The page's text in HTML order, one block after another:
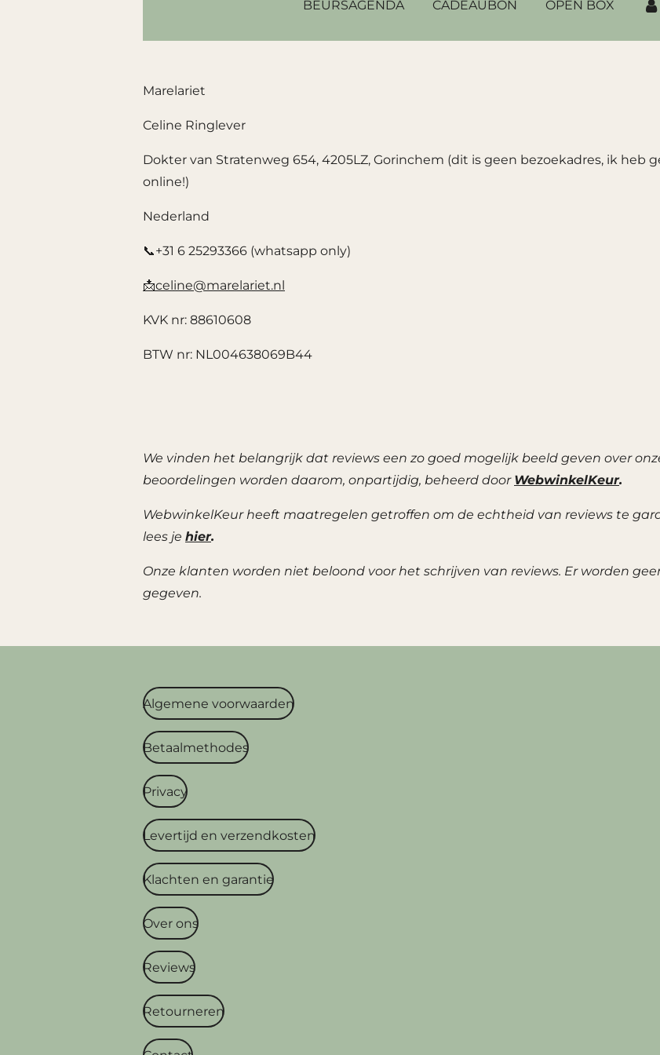
BEURSAGENDA CADEAUBON OPEN BOX
Marelariet
Celine Ringlever
Dokter van Stratenweg 654, 4205LZ, Gorinchem (dit is geen bezoekadres, ik heb
online!)
Nederland
📞+31 6 25293366 (whatsapp only)
📩celine@marelariet.nl
KVK nr: 88610608
BTW nr: NL004638069B44
We vinden het belangrijk dat reviews een zo goed mogelijk beeld geven over
beoordelingen worden daarom, onpartijdig, beheerd door WebwinkelKeur.
WebwinkelKeur heeft maatregelen getroffen om de echtheid van reviews te
lees je hier.
Onze klanten worden niet beloond voor het schrijven van reviews. Er worden
gegeven.
Algemene voorwaarden
Betaalmethodes
Privacy
Levertijd en verzendkosten
Klachten en garantie
Over ons
Reviews
Retourneren